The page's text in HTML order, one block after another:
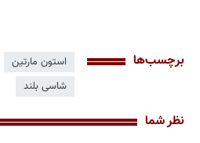
برچسب‌ها استون مارتین
شاسی بلند
نظر شما